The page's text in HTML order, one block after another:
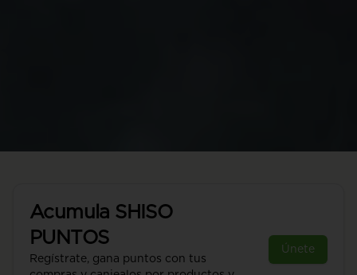
Acumula SHISO
PUNTOS
Regístrate, gana puntos con tus
Únete